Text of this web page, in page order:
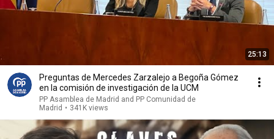
25:13
Preguntas de Mercedes Zarzalejo a Begoña Gómez
en la comisión de investigación de la UCM
PP Asamblea de Madrid and PP Comunidad de
Madrid • 341K views